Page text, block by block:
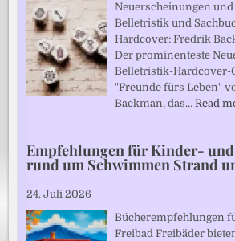
Neuerscheinungen
Belletristik und
Hardcover: Fredrik
Der prominenteste
Belletristik-Hardcover-
"Freunde fürs Leben"
Backman, das…Read
Empfehlungen für Kinder-
rund um Schwimmen Strand
24. Juli 2026
Bücherempfehlungen
Freibad Freibäder